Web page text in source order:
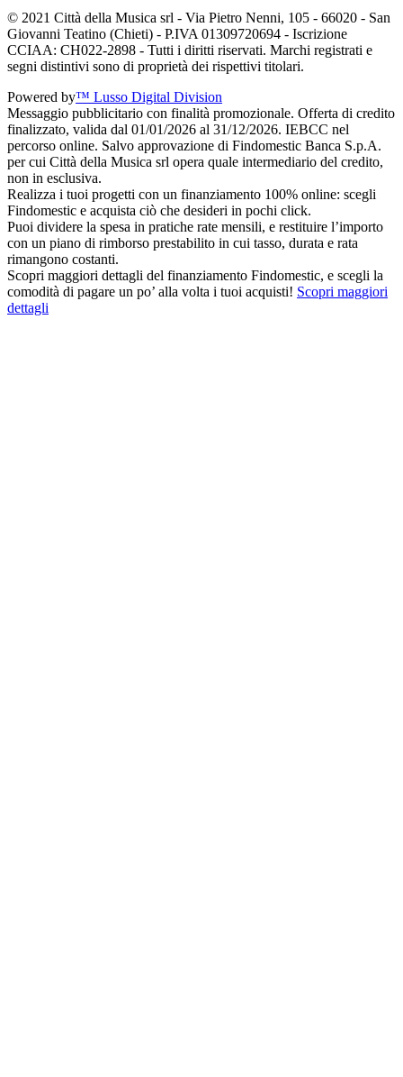
© 2021 Città della Musica srl - Via Pietro Nenni, 105 - 66020 - San
Giovanni Teatino (Chieti) - P.IVA 01309720694 - Iscrizione
CCIAA: CH022-2898 - Tutti i diritti riservati. Marchi registrati e
segni distintivi sono di proprietà dei rispettivi titolari.
Powered by™ Lusso Digital Division
Messaggio pubblicitario con finalità promozionale. Offerta di credito
finalizzato, valida dal 01/01/2026 al 31/12/2026. IEBCC nel
percorso online. Salvo approvazione di Findomestic Banca S.p.A.
per cui Città della Musica srl opera quale intermediario del credito,
non in esclusiva.
Realizza i tuoi progetti con un finanziamento 100% online: scegli
Findomestic e acquista ciò che desideri in pochi click.
Puoi dividere la spesa in pratiche rate mensili, e restituire l’importo
con un piano di rimborso prestabilito in cui tasso, durata e rata
rimangono costanti.
Scopri maggiori dettagli del finanziamento Findomestic, e scegli la
comodità di pagare un po’ alla volta i tuoi acquisti! Scopri maggiori
dettagli